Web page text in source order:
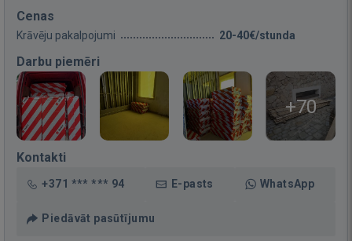
Cenas
Krāvēju pakalpojumi 20-40€/stunda
Darbu piemēri
+70
Kontakti
+371 *** *** 94 E-pasts WhatsApp
Piedāvāt pasūtījumu